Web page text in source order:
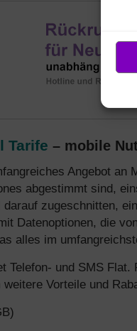
Tarife – mobile
Angebot an
abgestimmt sind,
zugeschnitten,
Datenoptionen, die
alles im
Telefon- und SMS
Vorteile und